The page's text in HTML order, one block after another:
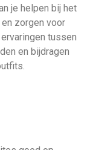
je helpen bij het
zorgen voor
tussen
en bijdragen